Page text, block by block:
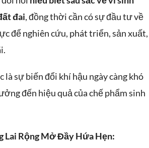
đai, đồng thời cần có sự đầu tư về
để nghiên cứu, phát triển, sản xuất,
là sự biến đổi khí hậu ngày càng khó
đến hiệu quả của chế phẩm sinh
Lai Rộng Mở Đầy Hứa Hẹn: